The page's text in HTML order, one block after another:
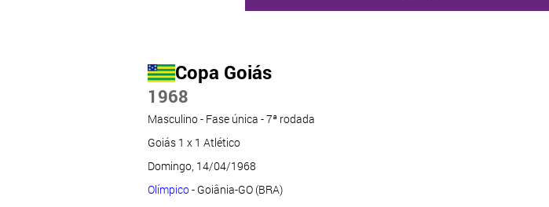
Copa Goiás
1968
Masculino - Fase única - 7ª rodada
Goiás 1 x 1 Atlético
Domingo, 14/04/1968
Olímpico- Goiânia-GO (BRA)